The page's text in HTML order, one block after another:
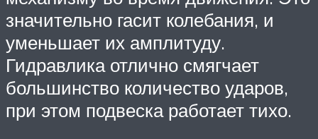
значительно гасит колебания, и
уменьшает их амплитуду.
Гидравлика отлично смягчает
большинство количество ударов,
при этом подвеска работает тихо.